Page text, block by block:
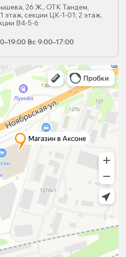
26 Ж., ОТК Тандем,
этаж, секции ЦК-1-01; 2 этаж,
В4-5-6
Вс 9:00–17:00